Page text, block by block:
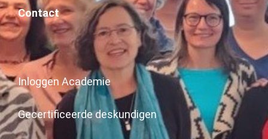
Contact
Inloggen Academie
Gecertificeerde deskundigen